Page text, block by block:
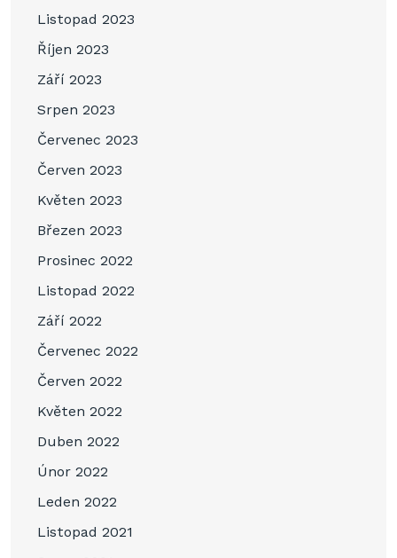
Listopad 2023
Říjen 2023
Září 2023
Srpen 2023
Červenec 2023
Červen 2023
Květen 2023
Březen 2023
Prosinec 2022
Listopad 2022
Září 2022
Červenec 2022
Červen 2022
Květen 2022
Duben 2022
Únor 2022
Leden 2022
Listopad 2021